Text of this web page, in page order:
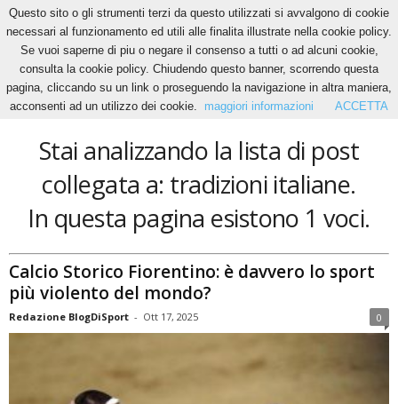
Home Tags Tradizioni italiane
tradizioni italiane
Stai analizzando la lista di post
collegata a: tradizioni italiane.
In questa pagina esistono 1 voci.
Calcio Storico Fiorentino: è davvero lo sport
più violento del mondo?
Redazione BlogDiSport - Ott 17, 2025 0
Questo sito o gli strumenti terzi da questo utilizzati si avvalgono di cookie
necessari al funzionamento ed utili alle finalita illustrate nella cookie policy.
Se vuoi saperne di piu o negare il consenso a tutti o ad alcuni cookie,
consulta la cookie policy. Chiudendo questo banner, scorrendo questa
pagina, cliccando su un link o proseguendo la navigazione in altra maniera,
acconsenti ad un utilizzo dei cookie.
maggiori informazioni ACCETTA